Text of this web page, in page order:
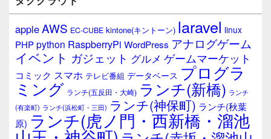
ウ
ィ
ジ
ェ
ア
appleAWS EC-CUBE kintone(キントーン) laravel linux
PHPpython RaspberryPi WordPress アナログゲーム
イベント ガジェット グルメ ゲームマーケット
コミック スマホ テレビ番組 データベース プログラ
ミング ランチ(五反田・大崎) ランチ(新橋) ランチ
(有楽町) ランチ(浜松町・三田) ランチ(神保町) ランチ(秋葉
原) ランチ(虎ノ門・西新橋・溜池